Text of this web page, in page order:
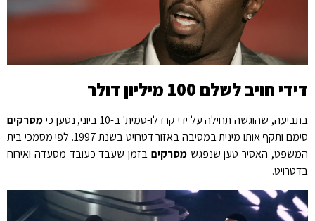
דידי חויב לשלם 100 מיליון דולר
בתביעה, שהוגשה תחילה על ידי קרדלו-סמית' ב-10 ביוני, נטען כי
מסרקים
סימם ותקף אותו מינית במסיבה באזור דטרויט בשנת 1997. לפי מסמכי בית
המשפט, האסיר טען שנפגשמסרקים בזמן שעבד כעובד מסעדה ואירוח
בדטרויט.